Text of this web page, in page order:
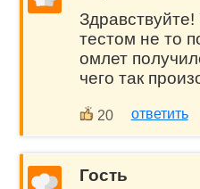
тестом не то
омлет
чего так
20 ответить
Гость